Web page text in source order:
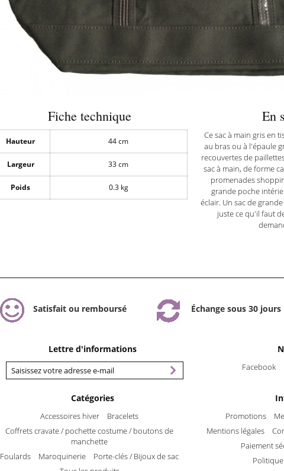
Fiche technique
Hauteur 44 cm
Largeur 33 cm
Poids 0.3 kg
En
Ce sac à main gris en
au bras ou à l'épaule
recouvertes de
sac à main, de forme
promenades
grande poche
éclair. Un sac de
juste ce qu'il faut
Satisfait ou remboursé Échange sous 30 jours
Lettre d'informations
Facebook
Catégories
Accessoires hiver
Bracelets
Coffrets cravate / pochette costume / boutons de
manchette
Foulards
Maroquinerie
Porte-clés / Bijoux de sac
Promotions
Mentions légales
Paiement